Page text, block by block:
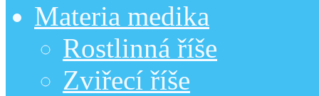
Materia medika
Rostlinná říše
Zviřecí říše